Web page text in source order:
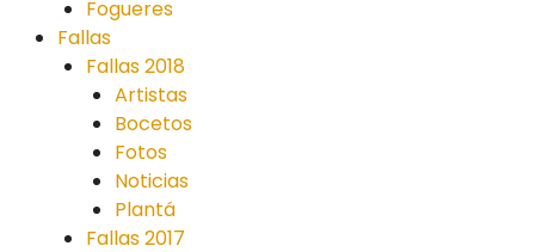
Fogueres
Fallas
Fallas 2018
Artistas
Bocetos
Fotos
Noticias
Plantá
Fallas 2017